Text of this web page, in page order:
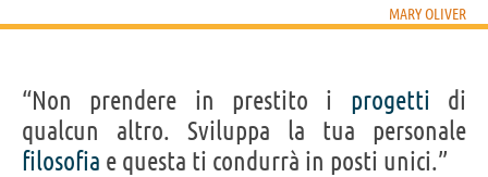
MARY OLIVER
“Non prendere in prestito i progetti di
qualcun altro. Sviluppa la tua personale
filosofia e questa ti condurrà in posti unici.”